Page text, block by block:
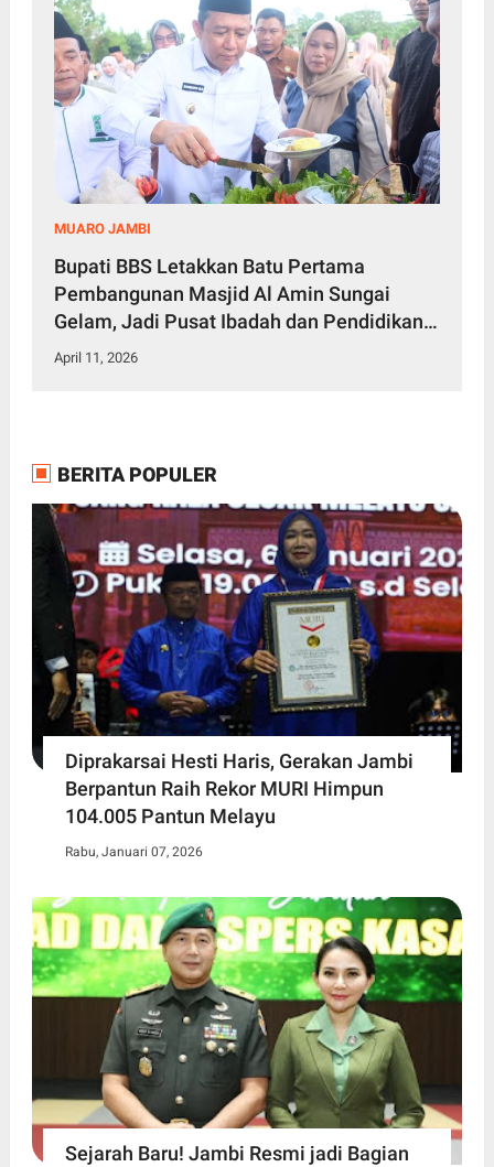
MUARO JAMBI
Bupati BBS Letakkan Batu Pertama
Pembangunan Masjid Al Amin Sungai
Gelam, Jadi Pusat Ibadah dan Pendidikan
Santri
April 11, 2026
BERITA POPULER
Diprakarsai Hesti Haris, Gerakan Jambi
Berpantun Raih Rekor MURI Himpun
104.005 Pantun Melayu
Rabu, Januari 07, 2026
Sejarah Baru! Jambi Resmi jadi Bagian